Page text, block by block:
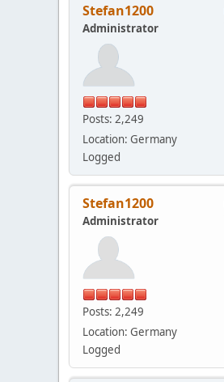
Stefan1200
Administrator
Posts: 2,249
Location: Germany
Logged
Stefan1200
Administrator
Posts: 2,249
Location: Germany
Logged